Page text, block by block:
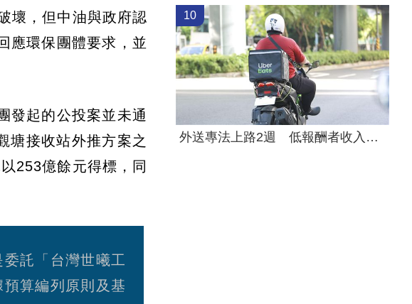
壞，但中油與政府認
應環保團體要求，並
發起的公投案並未通
塘接收站外推方案之
253億餘元得標，同
託「台灣世曦工
算編列原則及基
10
外送專法上路2週 低報酬者收入增逾18%